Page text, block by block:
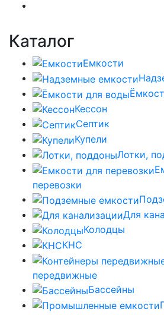
Каталог
Емкости
Кессон
Септик
Купели
Лотки,
перевозки
Для
Колодцы
КНС
передвижные
Бассейны